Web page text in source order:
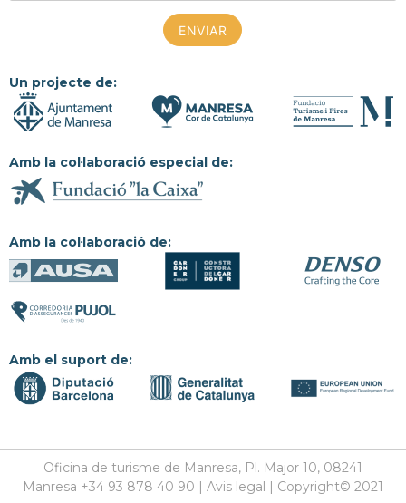
Un projecte de:
Amb la col·laboració especial de:
Amb la col·laboració de:
Amb el suport de:
Oficina de turisme de Manresa, Pl. Major 10, 08241
Manresa +34 93 878 40 90 | Avis legal | Copyright© 2021